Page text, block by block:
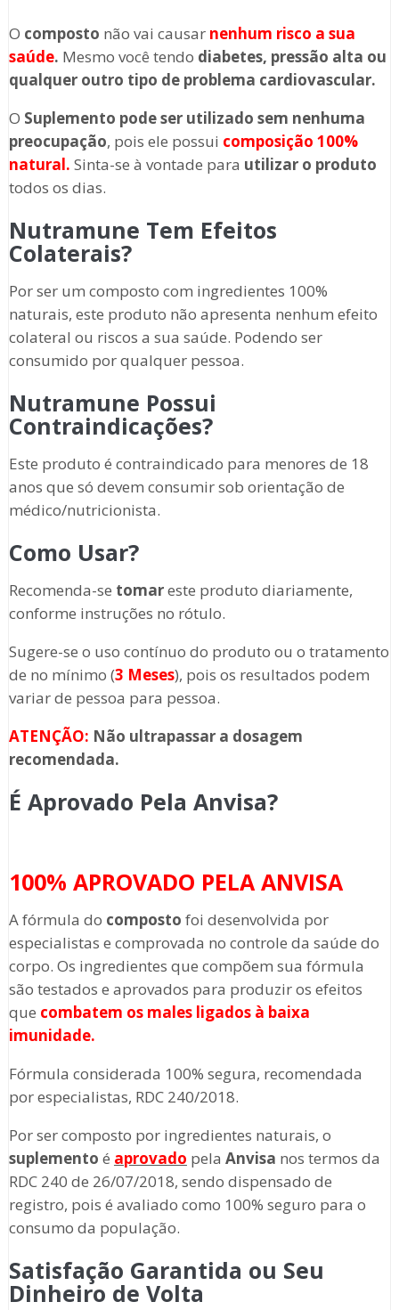
O composto não vai causar nenhum risco a sua
saúde. Mesmo você tendo diabetes, pressão alta ou
qualquer outro tipo de problema cardiovascular.
O Suplemento pode ser utilizado sem nenhuma
preocupação, pois ele possui composição 100%
natural. Sinta-se à vontade para utilizar o produto
todos os dias.
Nutramune Tem Efeitos
Colaterais?
Por ser um composto com ingredientes 100%
naturais, este produto não apresenta nenhum efeito
colateral ou riscos a sua saúde. Podendo ser
consumido por qualquer pessoa.
Nutramune Possui
Contraindicações?
Este produto é contraindicado para menores de 18
anos que só devem consumir sob orientação de
médico/nutricionista.
Como Usar?
Recomenda-se tomareste produto diariamente,
conforme instruções no rótulo.
Sugere-se o uso contínuo do produto ou o tratamento
de no mínimo (3 Meses), pois os resultados podem
variar de pessoa para pessoa.
ATENÇÃO: Não ultrapassar a dosagem
recomendada.
É Aprovado Pela Anvisa?
100% APROVADO PELA ANVISA
A fórmula do composto foi desenvolvida por
especialistas e comprovada no controle da saúde do
corpo. Os ingredientes que compõem sua fórmula
são testados e aprovados para produzir os efeitos
que combatem os males ligados à baixa
imunidade.
Fórmula considerada 100% segura, recomendada
por especialistas, RDC 240/2018.
Por ser composto por ingredientes naturais, o
suplemento é aprovado pela Anvisa nos termos da
RDC 240 de 26/07/2018, sendo dispensado de
registro, pois é avaliado como 100% seguro para o
consumo da população.
Satisfação Garantida ou Seu
Dinheiro de Volta